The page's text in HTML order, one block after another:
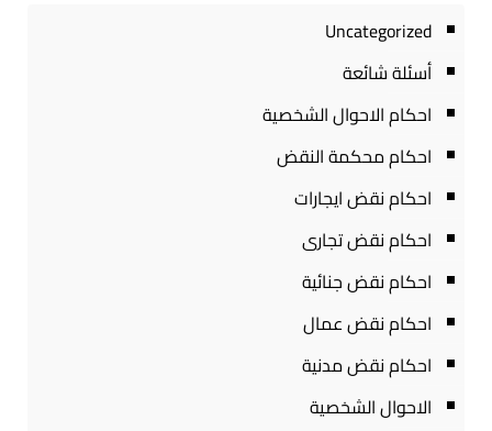
Uncategorized
أسئلة شائعة
احكام الاحوال الشخصية
احكام محكمة النقض
احكام نقض ايجارات
احكام نقض تجارى
احكام نقض جنائية
احكام نقض عمال
احكام نقض مدنية
الاحوال الشخصية